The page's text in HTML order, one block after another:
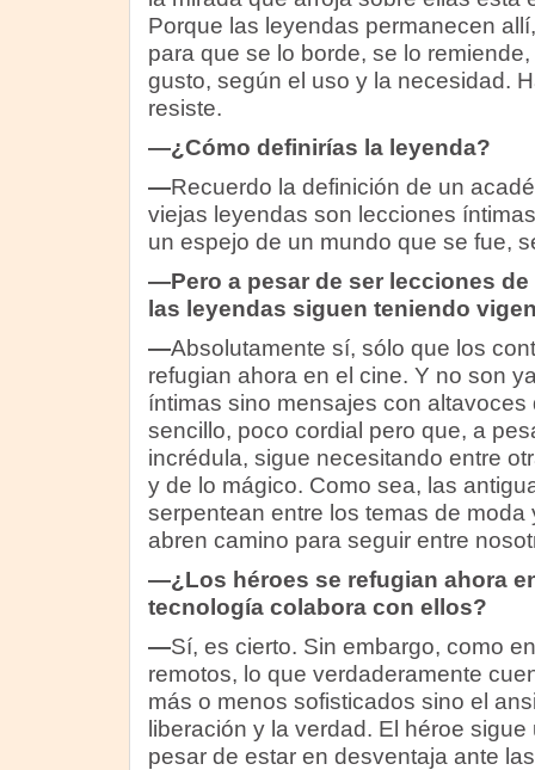
Porque las leyendas permanecen
para que se lo borde, se lo
gusto, según el uso y la necesidad.
resiste.
—¿Cómo definirías la leyenda?
—Recuerdo la definición de un
viejas leyendas son lecciones
un espejo de un mundo que se fue,
—Pero a pesar de ser lecciones
las leyendas siguen teniendo
—Absolutamente sí, sólo que los
refugian ahora en el cine. Y no son
íntimas sino mensajes con
sencillo, poco cordial pero que, a
incrédula, sigue necesitando entre
y de lo mágico. Como sea, las
serpentean entre los temas de moda
abren camino para seguir entre
—¿Los héroes se refugian ahora
tecnología colabora con ellos?
—Sí, es cierto. Sin embargo, como
remotos, lo que verdaderamente
más o menos sofisticados sino el
liberación y la verdad. El héroe
pesar de estar en desventaja ante